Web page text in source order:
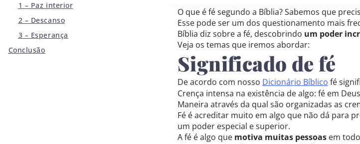
1 – Paz interior
2 – Descanso
3 – Esperança
Conclusão
O que é fé segundo a Bíblia? Sabemos que
Esse pode ser um dos questionamento mais
Bíblia diz sobre a fé, descobrindo um poder
Veja os temas que iremos abordar:
Significado de fé
De acordo com nosso Dicionário Bíblico fé
Crença intensa na existência de algo: fé em
Maneira através da qual são organizadas as
Fé é acreditar muito em algo que não dá para
um poder especial e superior.
A fé é algo que motiva muitas pessoas em